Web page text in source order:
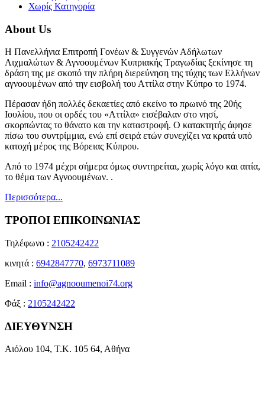
Χωρίς Κατηγορία
About Us
Η Πανελλήνια Επιτροπή Γονέων & Συγγενών Αδήλωτων
Αιχμαλώτων & Αγνοουμένων Κυπριακής Τραγωδίας ξεκίνησε τη
δράση της με σκοπό την πλήρη διερεύνηση της τύχης των Ελλήνων
αγνοουμένων από την εισβολή του Αττίλα στην Κύπρο το 1974.
Πέρασαν ήδη πολλές δεκαετίες από εκείνο το πρωινό της 20ής
Ιουλίου, που οι ορδές του «Αττίλα» εισέβαλαν στο νησί,
σκορπώντας το θάνατο και την καταστροφή. Ο κατακτητής άφησε
πίσω του συντρίμμια, ενώ επί σειρά ετών συνεχίζει να κρατά υπό
κατοχή μέρος της Βόρειας Κύπρου.
Από το 1974 μέχρι σήμερα όμως συντηρείται, χωρίς λόγο και αιτία,
το θέμα των Αγνοουμένων. .
Περισσότερα...
ΤΡΟΠΟΙ ΕΠΙΚΟΙΝΩΝΙΑΣ
Τηλέφωνο : 2105242422
κινητά : 6942847770, 6973711089
Email : info@agnooumenoi74.org
Φάξ : 2105242422
ΔΙΕΥΘΥΝΣΗ
Αιόλου 104, Τ.Κ. 105 64, Αθήνα